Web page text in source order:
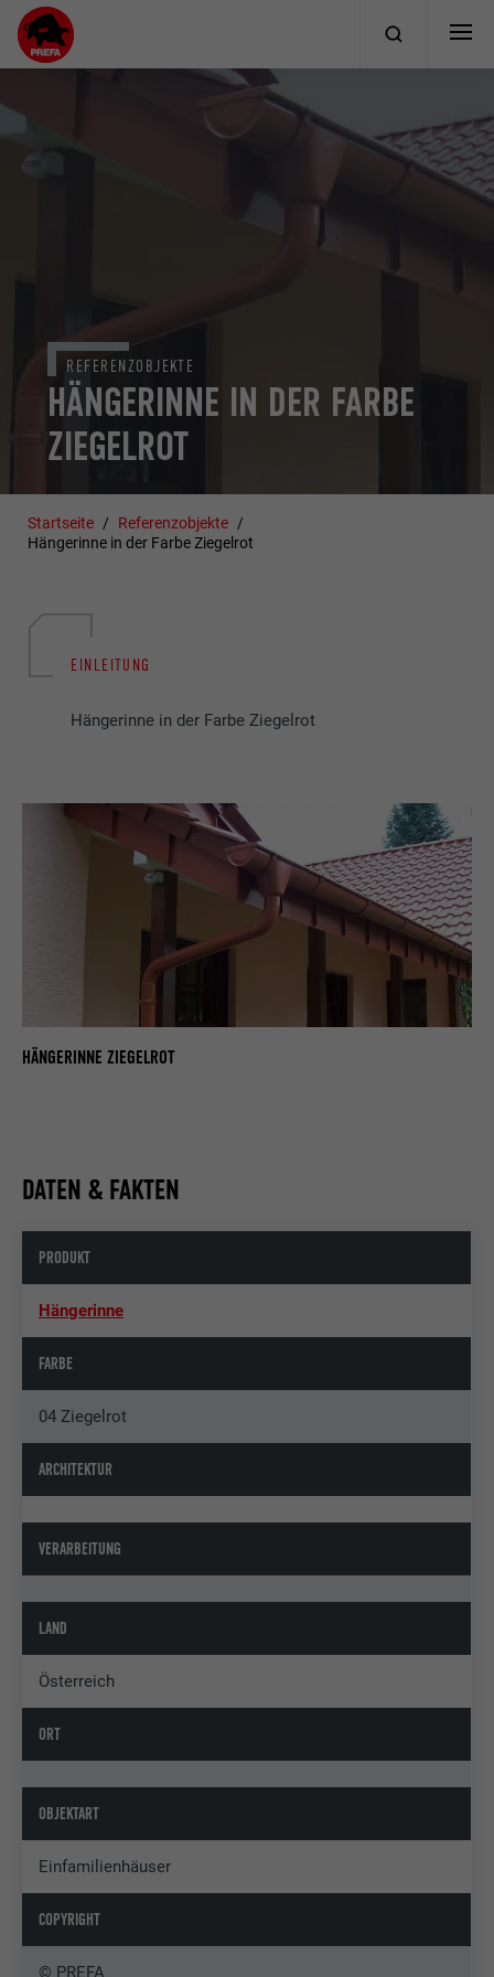
HÄNGERINNE IN DER FARBE
ZIEGELROT
REFERENZOBJEKTE
Startseite
Referenzobjekte
Hängerinne in der Farbe Ziegelrot
EINLEITUNG
Hängerinne in der Farbe Ziegelrot
HÄNGERINNE ZIEGELROT
DATEN & FAKTEN
PRODUKT
Hängerinne
FARBE
04 Ziegelrot
ARCHITEKTUR
VERARBEITUNG
LAND
Österreich
ORT
OBJEKTART
Einfamilienhäuser
COPYRIGHT
© PREFA